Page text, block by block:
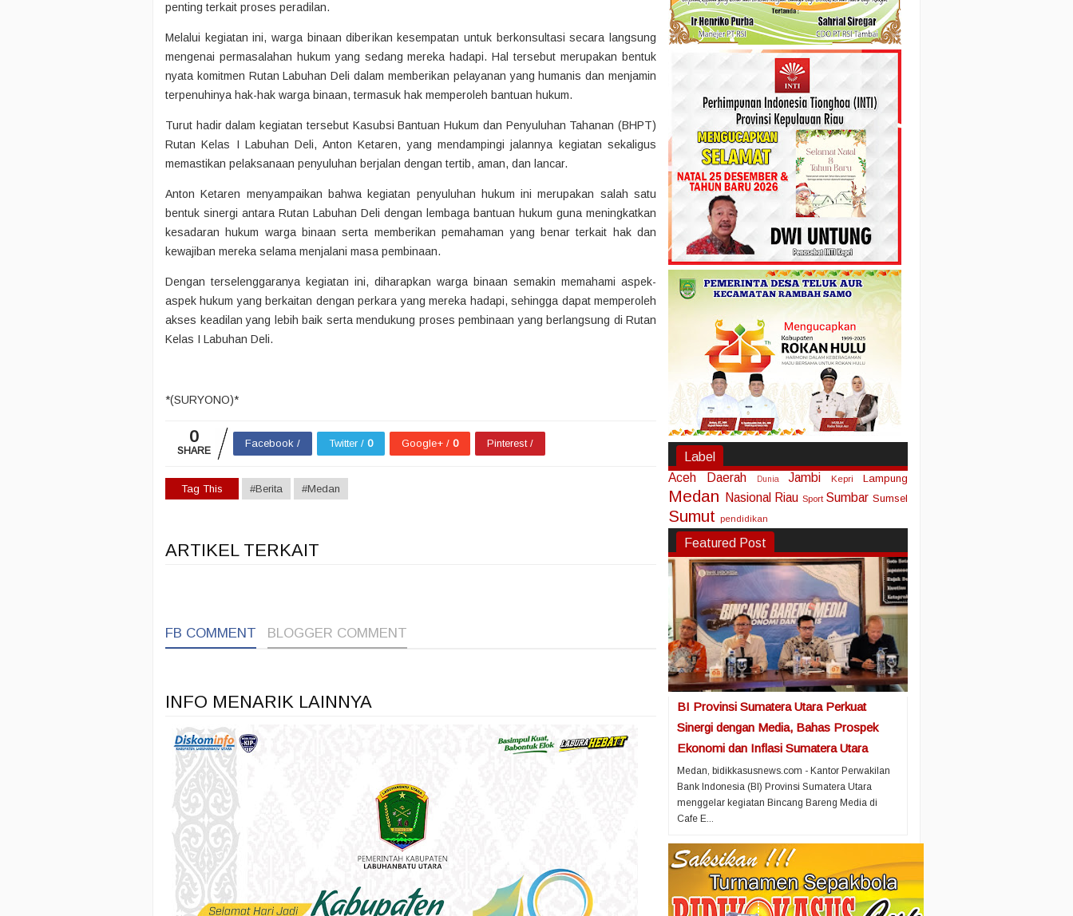
penting terkait proses peradilan.
Melalui kegiatan ini, warga binaan diberikan kesempatan untuk berkonsultasi secara langsung
mengenai permasalahan hukum yang sedang mereka hadapi. Hal tersebut merupakan bentuk
nyata komitmen Rutan Labuhan Deli dalam memberikan pelayanan yang humanis dan menjamin
terpenuhinya hak-hak warga binaan, termasuk hak memperoleh bantuan hukum.
Turut hadir dalam kegiatan tersebut Kasubsi Bantuan Hukum dan Penyuluhan Tahanan (BHPT)
Rutan Kelas I Labuhan Deli, Anton Ketaren, yang mendampingi jalannya kegiatan sekaligus
memastikan pelaksanaan penyuluhan berjalan dengan tertib, aman, dan lancar.
Anton Ketaren menyampaikan bahwa kegiatan penyuluhan hukum ini merupakan salah satu
bentuk sinergi antara Rutan Labuhan Deli dengan lembaga bantuan hukum guna meningkatkan
kesadaran hukum warga binaan serta memberikan pemahaman yang benar terkait hak dan
kewajiban mereka selama menjalani masa pembinaan.
Dengan terselenggaranya kegiatan ini, diharapkan warga binaan semakin memahami aspek-
aspek hukum yang berkaitan dengan perkara yang mereka hadapi, sehingga dapat memperoleh
akses keadilan yang lebih baik serta mendukung proses pembinaan yang berlangsung di Rutan
Kelas I Labuhan Deli.
*(SURYONO)*
0
SHARE
Facebook / Twitter / 0 Google+ / 0 Pinterest /
Tag This #Berita #Medan
ARTIKEL TERKAIT
FB COMMENT BLOGGER COMMENT
INFO MENARIK LAINNYA
Label
Aceh
Daerah Dunia Jambi Kepri Lampung
Medan Nasional Riau Sport Sumbar Sumsel
Sumut pendidikan
Featured Post
BI Provinsi Sumatera Utara Perkuat
Sinergi dengan Media, Bahas Prospek
Ekonomi dan Inflasi Sumatera Utara
Medan, bidikkasusnews.com - Kantor Perwakilan
Bank Indonesia (BI) Provinsi Sumatera Utara
menggelar kegiatan Bincang Bareng Media di
Cafe E...